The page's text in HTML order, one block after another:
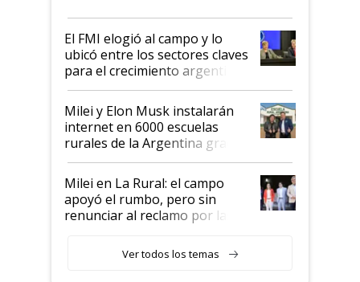
de Milei
El FMI elogió al campo y lo
ubicó entre los sectores claves
para el crecimiento argentino
Milei y Elon Musk instalarán
internet en 6000 escuelas
rurales de la Argentina gracias
a un acuerdo con Starlink
Milei en La Rural: el campo
apoyó el rumbo, pero sin
renunciar al reclamo por las
Ver todos los temas